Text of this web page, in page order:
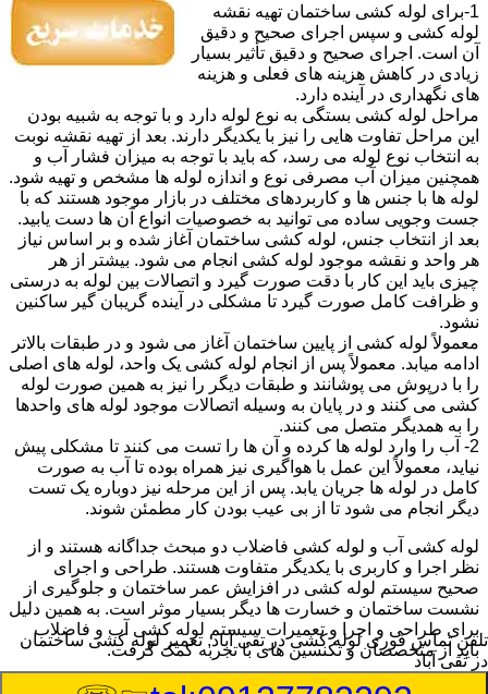
1-برای لوله کشی ساختمان تهیه نقشه
لوله کشی و سپس اجرای صحیح و دقیق
آن است. اجرای صحیح و دقیق تأثیر بسیار
زیادی در کاهش هزینه های فعلی و هزینه
های نگهداری در آینده دارد.
مراحل لوله کشی بستگی به نوع لوله دارد و با توجه به شبیه بودن
این مراحل تفاوت هایی را نیز با یکدیگر دارند. بعد از تهیه نقشه نوبت
به انتخاب نوع لوله می رسد، که باید با توجه به میزان فشار آب و
همچنین میزان آب مصرفی نوع و اندازه لوله ها مشخص و تهیه شود.
لوله ها با جنس ها و کاربردهای مختلف در بازار موجود هستند که با
جست وجویی ساده می توانید به خصوصیات انواع آن ها دست یابید.
بعد از انتخاب جنس، لوله کشی ساختمان آغاز شده و بر اساس نیاز
هر واحد و نقشه موجود لوله کشی انجام می شود. بیشتر از هر
چیزی باید این کار با دقت صورت گیرد و اتصالات بین لوله به درستی
و ظرافت کامل صورت گیرد تا مشکلی در آینده گریبان گیر ساکنین
نشود.
معمولاً لوله کشی از پایین ساختمان آغاز می شود و در طبقات بالاتر
ادامه میابد. معمولاً پس از انجام لوله کشی یک واحد، لوله های اصلی
را با درپوش می پوشانند و طبقات دیگر را نیز به همین صورت لوله
کشی می کنند و در پایان به وسیله اتصالات موجود لوله های واحدها
را به همدیگر متصل می کنند.
2- آب را وارد لوله ها کرده و آن ها را تست می کنند تا مشکلی پیش
نیاید، معمولاً این عمل با هواگیری نیز همراه بوده تا آب به صورت
کامل در لوله ها جریان یابد. پس از این مرحله نیز دوباره یک تست
دیگر انجام می شود تا از بی عیب بودن کار مطمئن شوند.
لوله کشی آب و لوله کشی فاضلاب دو مبحث جداگانه هستند و از
نظر اجرا و کاربری با یکدیگر متفاوت هستند. طراحی و اجرای
صحیح سیستم لوله کشی در افزایش عمر ساختمان و جلوگیری از
نشست ساختمان و خسارت ها دیگر بسیار موثر است. به همین دلیل
برای طراحی و اجرا و تعمیرات سیستم لوله کشی آب و فاضلاب
باید از متخصصان و تکنسین های با تجربه کمک گرفت.
تلفن تماس فوریلوله کشی در تقی آباد, تعمیر لوله کشی ساختمان
در تقی آباد